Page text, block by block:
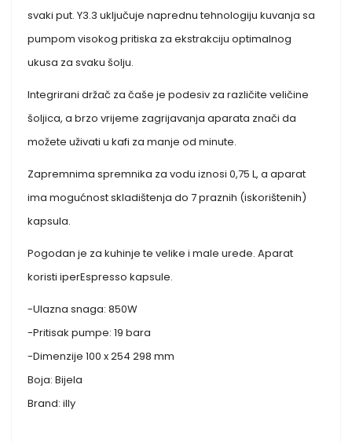
svaki put. Y3.3 uključuje naprednu tehnologiju kuvanja sa
pumpom visokog pritiska za ekstrakciju optimalnog
ukusa za svaku šolju.
Integrirani držač za čaše je podesiv za različite veličine
šoljica, a brzo vrijeme zagrijavanja aparata znači da
možete uživati ​​u kafi za manje od minute.
Zapremnima spremnika za vodu iznosi 0,75 L, a aparat
ima mogućnost skladištenja do 7 praznih (iskorištenih)
kapsula.
Pogodan je za kuhinje te velike i male urede. Aparat
koristi iperEspresso kapsule.
-Ulazna snaga: 850W
-Pritisak pumpe: 19 bara
-Dimenzije 100 x 254 298 mm
Boja: Bijela
Brand: illy